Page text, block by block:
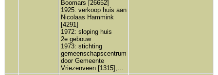
Boomars [26652]
1925: verkoop huis aan
Nicolaas Hammink
[4291]
1972: sloping huis
2e gebouw
1973: stichting
gemeenschapscentrum
door Gemeente
Vriezenveen [1315];…